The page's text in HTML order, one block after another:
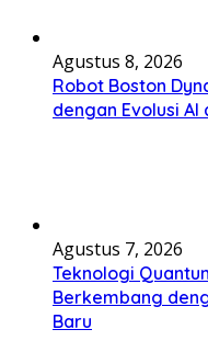
Agustus 8, 2026
Robot Boston
dengan Evolusi
Agustus 7, 2026
Teknologi
Berkembang
Baru